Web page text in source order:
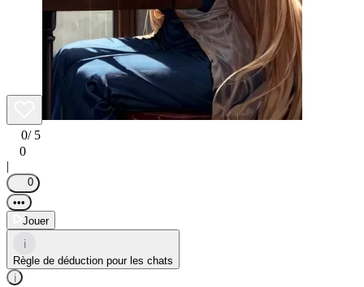
0/ 5
0
|
0
•••
Jouer
i
Règle de déduction pour les chats
i